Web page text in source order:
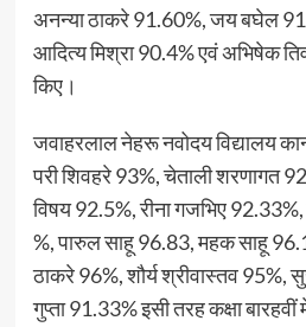
अनन्या ठाकरे 91.60%, जय बघेल
आदित्य मिश्रा 90.4% एवं अभिषेक
किए।
जवाहरलाल नेहरू नवोदय विद्यालय
परी शिवहरे 93%, चेताली शरणागत
विषय 92.5%, रीना गजभिए
%, पारुल साहू 96.83, महक साहू
ठाकरे 96%, शौर्य श्रीवास्तव
गुप्ता 91.33% इसी तरह कक्षा बारहवीं